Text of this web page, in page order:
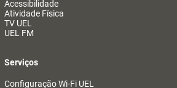
Acessibilidade
Atividade Física
TV UEL
UEL FM
Serviços
Configuração Wi-Fi UEL